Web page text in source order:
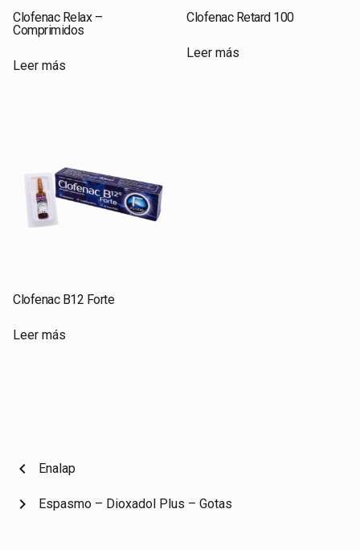
Clofenac Relax –
Comprimidos
Leer más
Clofenac Retard 100
Leer más
Clofenac B12 Forte
Leer más
chevron_left Enalap
Espasmo – Dioxadol Plus – Gotas
chevron_right